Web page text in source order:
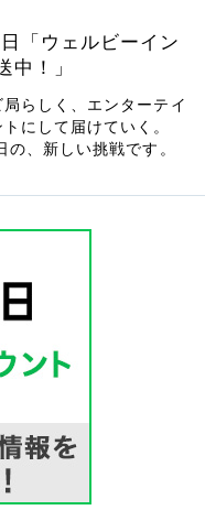
「ウェルビーイン
中！」
局らしく、エンターテイ
トにして届けていく。
の、新しい挑戦です。